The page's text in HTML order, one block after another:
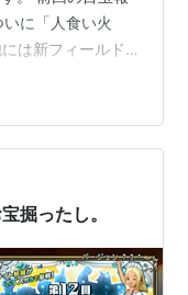
に「人食い火
は新フィールド
るのはありがた
垢でお宝探しし
更新 遊び方 豆知
目 ４枚目 ５枚目
おわりに
掘ったし。